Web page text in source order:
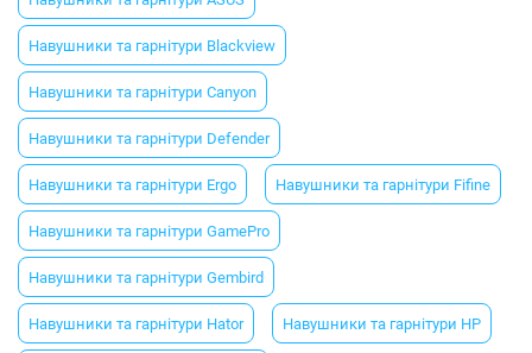
Навушники та гарнітури Blackview
Навушники та гарнітури Canyon
Навушники та гарнітури Defender
Навушники та гарнітури Ergo Навушники та гарнітури Fifine
Навушники та гарнітури GamePro
Навушники та гарнітури Gembird
Навушники та гарнітури Hator Навушники та гарнітури HP